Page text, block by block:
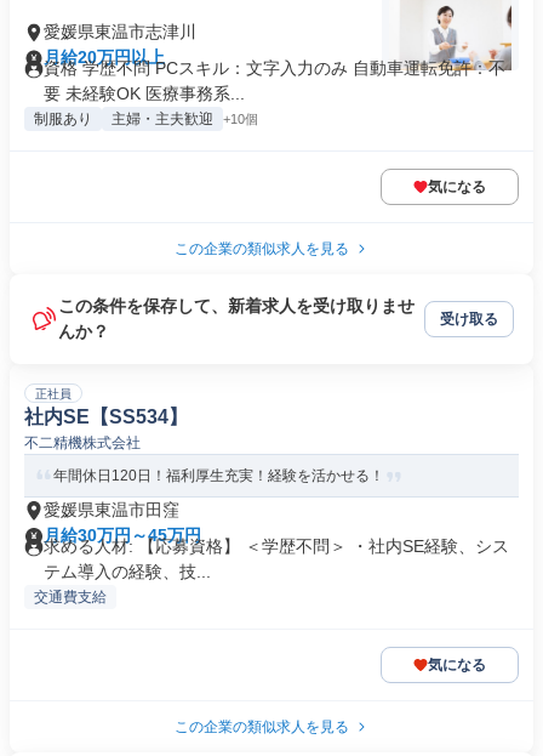
愛媛県東温市志津川
月給20万円以上
資格 学歴不問 PCスキル：文字入力のみ 自動車運転免許：不
要 未経験OK 医療事務系...
制服あり 主婦・主夫歓迎 +10個
気になる
この企業の類似求人を見る
この条件を保存して、新着求人を受け取りませ
んか？
受け取る
正社員
社内SE【SS534】
不二精機株式会社
年間休日120日！福利厚生充実！経験を活かせる！
愛媛県東温市田窪
月給30万円～45万円
求める人材: 【応募資格】 ＜学歴不問＞ ・社内SE経験、シス
テム導入の経験、技...
交通費支給
気になる
この企業の類似求人を見る